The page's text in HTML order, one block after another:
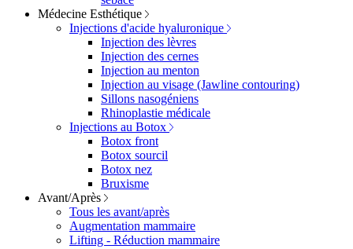
Médecine Esthétique
Injections d'acide hyaluronique
Injection des lèvres
Injection des cernes
Injection au menton
Injection au visage (Jawline contouring)
Sillons nasogéniens
Rhinoplastie médicale
Injections au Botox
Botox front
Botox sourcil
Botox nez
Bruxisme
Avant/Après
Tous les avant/après
Augmentation mammaire
Lifting - Réduction mammaire